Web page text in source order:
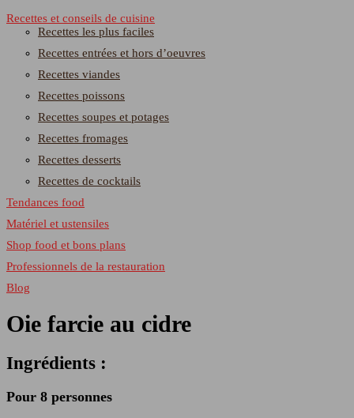
Recettes et conseils de cuisine
Recettes les plus faciles
Recettes entrées et hors d’oeuvres
Recettes viandes
Recettes poissons
Recettes soupes et potages
Recettes fromages
Recettes desserts
Recettes de cocktails
Tendances food
Matériel et ustensiles
Shop food et bons plans
Professionnels de la restauration
Blog
Oie farcie au cidre
Ingrédients :
Pour 8 personnes